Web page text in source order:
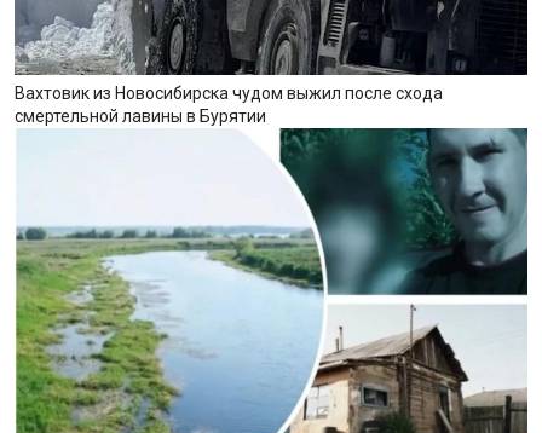
Вахтовик из Новосибирска чудом выжил после схода
смертельной лавины в Бурятии